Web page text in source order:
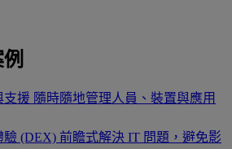
支援 隨時隨地管理人員、裝置與應用
驗 (DEX) 前瞻式解決 IT 問題，避免影